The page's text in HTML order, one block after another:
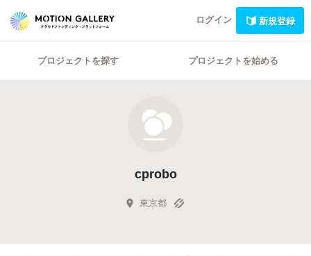
ログイン 新規登録
プロジェクトを探す プロジェクトを始める
cprobo
東京都